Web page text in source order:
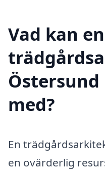
Vad kan en
med?
En
en ovärderlig